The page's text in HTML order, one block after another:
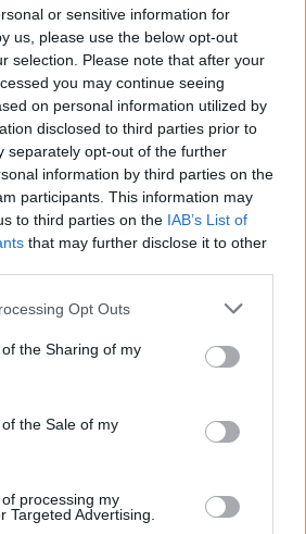
or sensitive information for
us, please use the below opt-out
selection. Please note that after your
you may continue seeing
on personal information utilized by
disclosed to third parties prior to
separately opt-out of the further
information by third parties on the
participants. This information may
to third parties on the IAB’s List of
that may further disclose it to other
app uses one or more Google
or usage behaviour. You may click to
to Google and its third-party tags to
specified purposes in below Google
Opt Outs
the Sharing of my
the Sale of my
processing my
Targeted Advertising.
értesülj a friss hírekről a
Követem
# M7 #KISMAMA